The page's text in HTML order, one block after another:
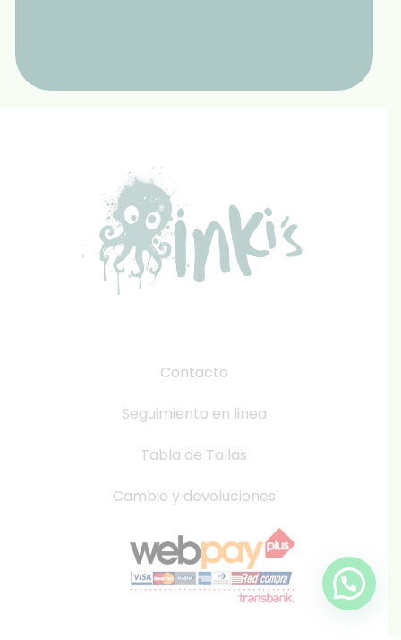
Contacto
Seguimiento en linea
Tabla de Tallas
Cambio y devoluciones